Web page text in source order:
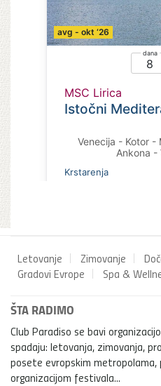
Letovanje Zimovanje
Gradovi Evrope
Spa &
ŠTA RADIMO
Club Paradiso se bavi
spadaju: letovanja, zimovanja,
posete evropskim
organizacijom festivala...